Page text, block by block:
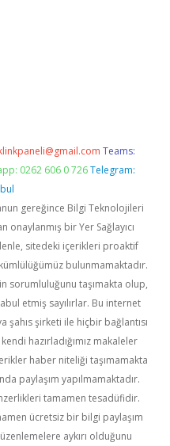
Teams:
0262 606 0 726 Telegram:
gereğince Bilgi Teknolojileri
onaylanmış bir Yer Sağlayıcı
sitedeki içerikleri proaktif
bulunmamaktadır.
sorumluluğunu taşımakta olup,
etmiş sayılırlar. Bu internet
şirketi ile hiçbir bağlantısı
hazırladığımız makaleler
haber niteliği taşımamakta
paylaşım yapılmamaktadır.
tamamen tesadüfidir.
ücretsiz bir bilgi paylaşım
aykırı olduğunu